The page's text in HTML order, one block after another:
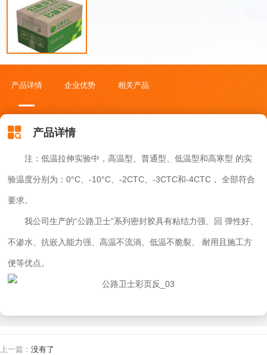
产品详情 企业优势 相关产品
产品详情
注：低温拉伸实验中，高温型、普通型、低温型和高寒型 的实
验温度分别为：0°C、-10°C、-2CTC、-3CTC和-4CTC， 全部符合
要求。
我公司生产的“公路卫士”系列密封胶具有粘结力强、回 弹性好、
不渗水、抗嵌入能力强、高温不流淌、低温不脆裂、 耐用且施工方
便等优点。
上一篇： 没有了